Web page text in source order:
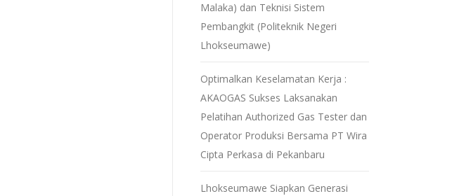
Malaka) dan Teknisi Sistem
Pembangkit (Politeknik Negeri
Lhokseumawe)
Optimalkan Keselamatan Kerja :
AKAOGAS Sukses Laksanakan
Pelatihan Authorized Gas Tester dan
Operator Produksi Bersama PT Wira
Cipta Perkasa di Pekanbaru
Lhokseumawe Siapkan Generasi